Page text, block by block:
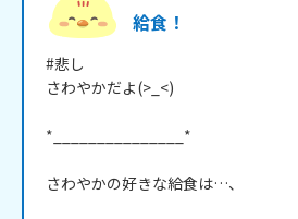
給食！
#悲し
さわやかだよ(>_<)
*_______________*
さわやかの好きな給食は…、